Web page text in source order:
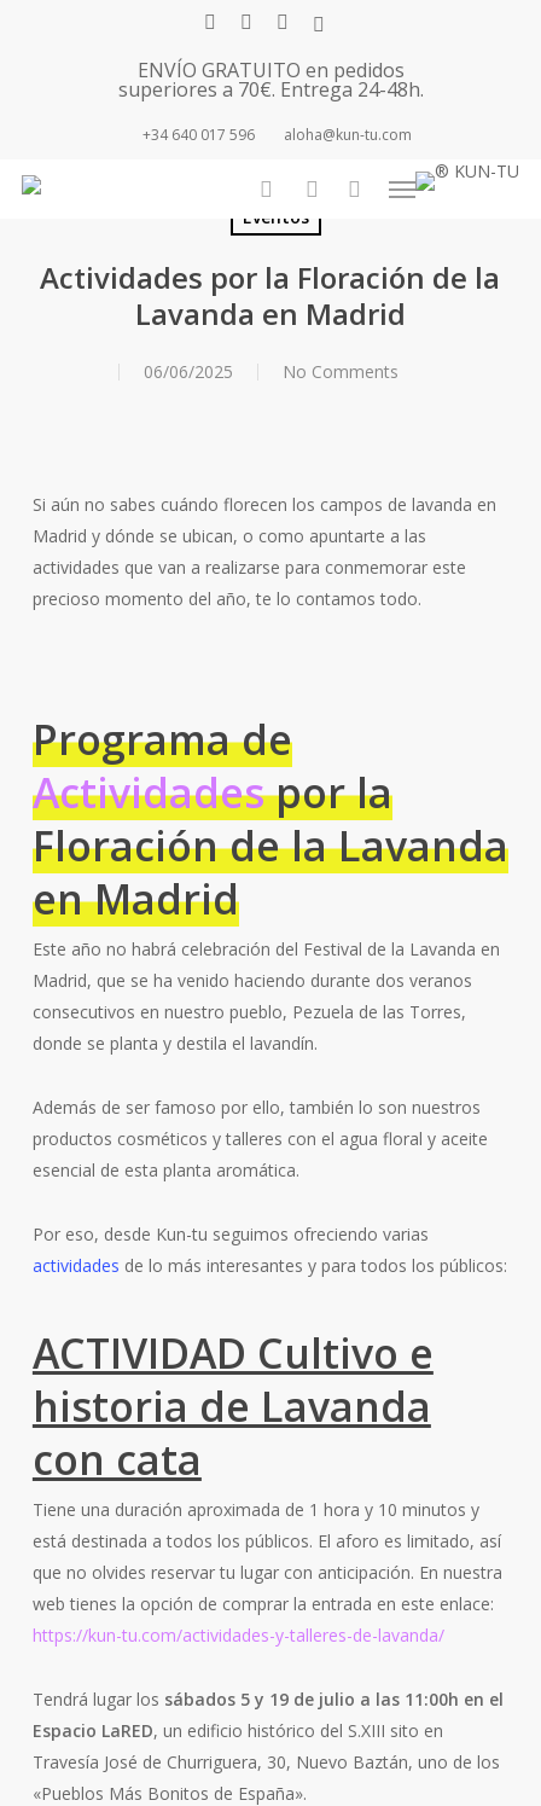
facebookyoutubeinstagram
tiktok
ENVÍO GRATUITO en pedidos
superiores a 70€. Entrega 24-48h.
+34 640 017 596 aloha@kun-tu.com
searchaccount
Menu
Eventos
Actividades por la Floración de la
Lavanda en Madrid
06/06/2025 No Comments
Si aún no sabes cuándo florecen los campos de lavanda en
Madrid y dónde se ubican, o como apuntarte a las
actividades que van a realizarse para conmemorar este
precioso momento del año, te lo contamos todo.
Programa de
Actividadespor la
Floración de la Lavanda
en Madrid
Este año no habrá celebración del Festival de la Lavanda en
Madrid, que se ha venido haciendo durante dos veranos
consecutivos en nuestro pueblo, Pezuela de las Torres,
donde se planta y destila el lavandín.
Además de ser famoso por ello, también lo son nuestros
productos cosméticos y talleres con el agua floral y aceite
esencial de esta planta aromática.
Por eso, desde Kun-tu seguimos ofreciendo varias
actividades de lo más interesantes y para todos los públicos:
ACTIVIDAD Cultivo e
historia de Lavanda
con cata
Tiene una duración aproximada de 1 hora y 10 minutos y
está destinada a todos los públicos. El aforo es limitado, así
que no olvides reservar tu lugar con anticipación. En nuestra
web tienes la opción de comprar la entrada en este enlace:
https://kun-tu.com/actividades-y-talleres-de-lavanda/
Tendrá lugar los sábados 5 y 19 de julio a las 11:00h en el
Espacio LaRED, un edificio histórico del S.XIII sito en
Travesía José de Churriguera, 30, Nuevo Baztán, uno de los
«Pueblos Más Bonitos de España».